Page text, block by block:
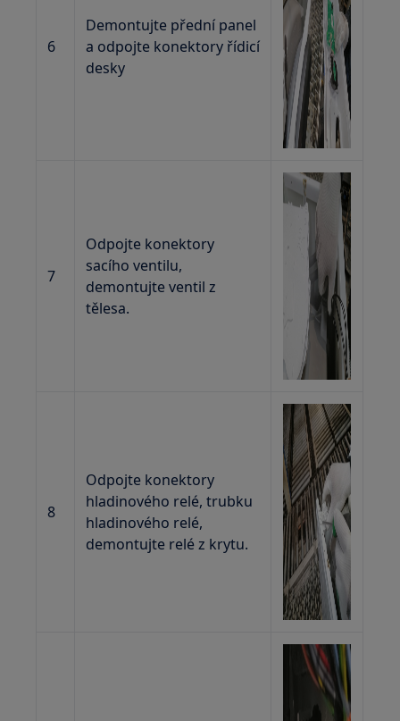
6
Demontujte přední panel
a odpojte konektory řídicí
desky
7
Odpojte konektory
sacího ventilu,
demontujte ventil z
tělesa.
8
Odpojte konektory
hladinového relé, trubku
hladinového relé,
demontujte relé z krytu.